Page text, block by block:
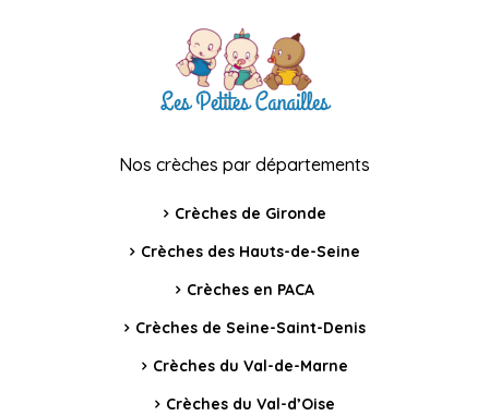
Nos crèches par départements
Crèches de Gironde
Crèches des Hauts-de-Seine
Crèches en PACA
Crèches de Seine-Saint-Denis
Crèches du Val-de-Marne
Crèches du Val-d’Oise